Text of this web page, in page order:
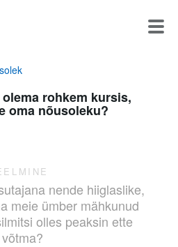
rohkem kursis,
oma nõusoleku?
nende hiiglaslike,
meie ümber mähkunud
olles peaksin ette
võtma?